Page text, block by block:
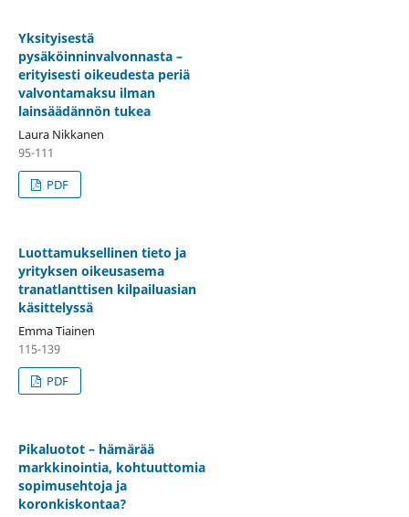
Yksityisestä
pysäköinninvalvonnasta –
erityisesti oikeudesta periä
valvontamaksu ilman
lainsäädännön tukea
Laura Nikkanen
95-111
PDF
Luottamuksellinen tieto ja
yrityksen oikeusasema
tranatlanttisen kilpailuasian
käsittelyssä
Emma Tiainen
115-139
PDF
Pikaluotot – hämärää
markkinointia, kohtuuttomia
sopimusehtoja ja
koronkiskontaa?